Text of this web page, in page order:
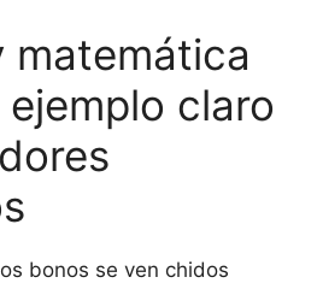
matemática
claro
bonos se ven chidos